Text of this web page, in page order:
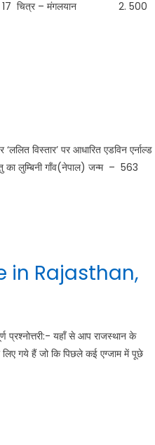
– 17 चित्र – मंगलयान 2. 500
विस्तार’ पर आधारित एडविन एर्नाल्ड
का लुम्बिनी गाँव(नेपाल) जन्म – 563
in Rajasthan,
यहाँ से आप राजस्थान के
गये हैं जो कि पिछले कई एग्जाम में पूछे